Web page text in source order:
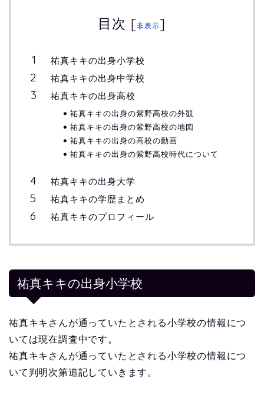
目次 [非表示]
祐真キキの出身小学校
祐真キキの出身中学校
祐真キキの出身高校
祐真キキの出身の紫野高校の外観
祐真キキの出身の紫野高校の地図
祐真キキの出身の高校の動画
祐真キキの出身の紫野高校時代について
祐真キキの出身大学
祐真キキの学歴まとめ
祐真キキのプロフィール
祐真キキの出身小学校
祐真キキさんが通っていたとされる小学校の情報につ
いては現在調査中です。
祐真キキさんが通っていたとされる小学校の情報につ
いて判明次第追記していきます。